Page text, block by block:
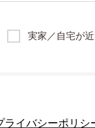
実家／自宅が
ライバシーポリシ